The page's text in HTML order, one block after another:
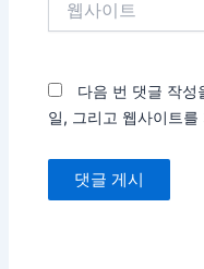
다음 번 댓글 작성
일, 그리고 웹사이트를